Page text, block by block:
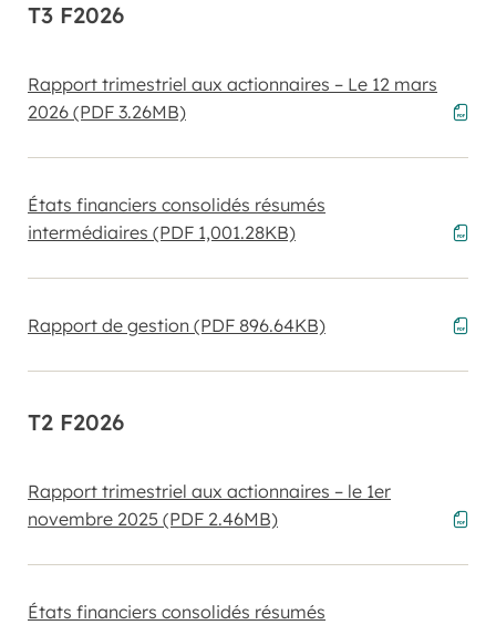
T3 F2026
Rapport trimestriel aux actionnaires – Le 12 mars
2026 (PDF 3.26MB)
États financiers consolidés résumés
intermédiaires (PDF 1,001.28KB)
Rapport de gestion (PDF 896.64KB)
T2 F2026
Rapport trimestriel aux actionnaires – le 1er
novembre 2025 (PDF 2.46MB)
États financiers consolidés résumés